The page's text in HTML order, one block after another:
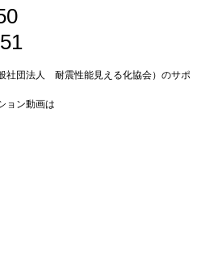
社団法人 耐震性能見える化協会）のサポ
ョン動画は